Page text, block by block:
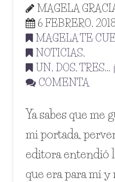
MAGELA
6 FEBRERO, 2018
MAGELA TE
NOTICIAS,
UN, DOS, TRES...
COMENTA
Ya sabes que me
mi portada,
editora entendió
que era para mí